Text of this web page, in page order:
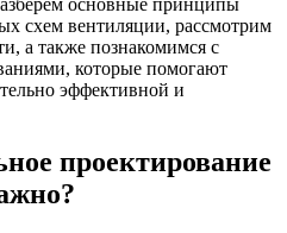
основные принципы
схем вентиляции, рассмотрим
а также познакомимся с
которые помогают
эффективной и
проектирование